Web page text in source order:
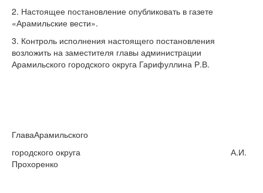
2. Настоящее постановление опубликовать в газете
«Арамильские вести».
3. Контроль исполнения настоящего постановления
возложить на заместителя главы администрации
Арамильского городского округа Гарифуллина Р.В.
ГлаваАрамильского
городского округа А.И.
Прохоренко